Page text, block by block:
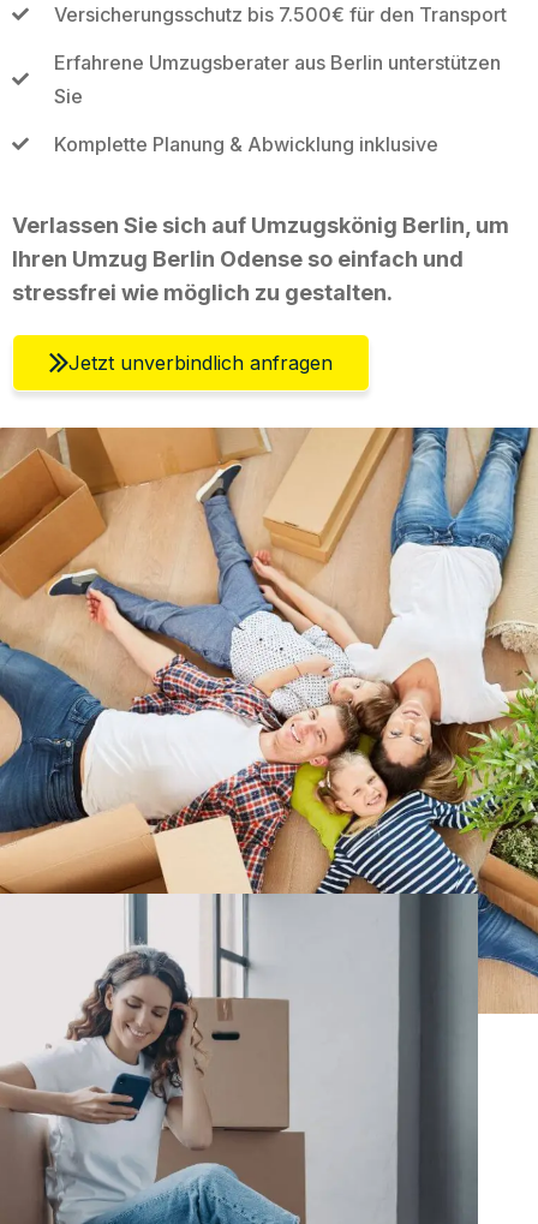
Versicherungsschutz bis 7.500€ für den Transport
Erfahrene Umzugsberater aus Berlin unterstützen
Sie
Komplette Planung & Abwicklung inklusive
Verlassen Sie sich auf Umzugskönig Berlin, um
Ihren Umzug Berlin Odense so einfach und
stressfrei wie möglich zu gestalten.
Jetzt unverbindlich anfragen